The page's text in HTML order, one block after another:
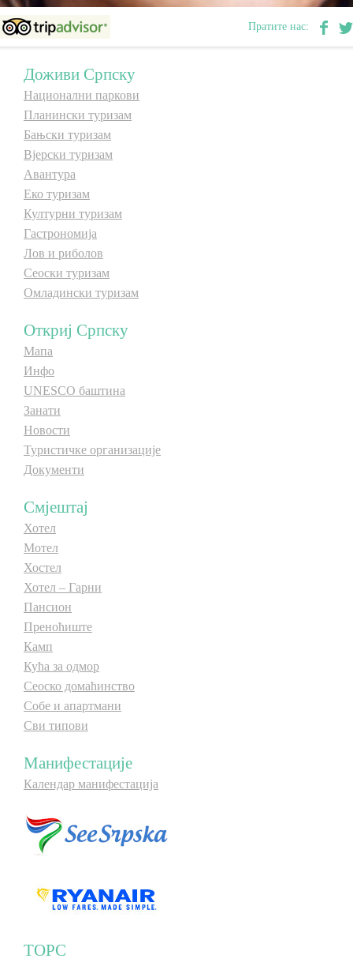
Пратите нас:
Доживи Српску
Национални паркови
Планински туризам
Бањски туризам
Вјерски туризам
Авантура
Еко туризам
Културни туризам
Гастрономија
Лов и риболов
Сеоски туризам
Омладински туризам
Откриј Српску
Мапа
Инфо
UNESCO баштина
Занати
Новости
Туристичке организације
Документи
Смјештај
Хотел
Мотел
Хостел
Хотел – Гарни
Пансион
Преноћиште
Камп
Кућа за одмор
Сеоско домаћинство
Собе и апартмани
Сви типови
Манифестације
Календар манифестација
ТОРС